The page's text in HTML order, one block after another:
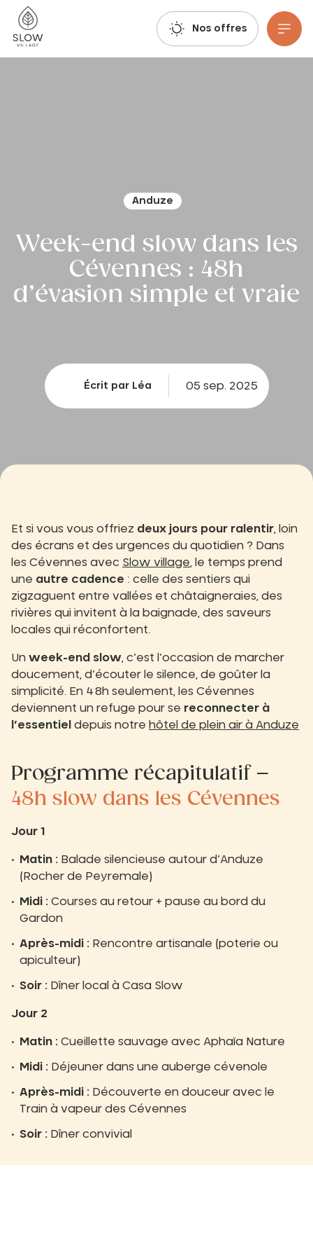
Respirez, imaginez, réservez : les réservations estivales 2027 sont déjà ouvertes !
Nos offres
Anduze
Week-end slow dans les
Cévennes : 48h
d’évasion simple et vraie
Écrit par Léa 05 sep. 2025
Et si vous vous offriez deux jours pour ralentir , loin
des écrans et des urgences du quotidien ? Dans
les Cévennes avec Slow village , le temps prend
une autre cadence : celle des sentiers qui
zigzaguent entre vallées et châtaigneraies, des
rivières qui invitent à la baignade, des saveurs
locales qui réconfortent.
Un week-end slow , c’est l’occasion de marcher
doucement, d’écouter le silence, de goûter la
simplicité. En 48h seulement, les Cévennes
deviennent un refuge pour se reconnecter à
l’essentiel depuis notre hôtel de plein air à Anduze
Programme récapitulatif –
48h slow dans les Cévennes
Jour 1
Matin : Balade silencieuse autour d’Anduze
(Rocher de Peyremale)
Midi : Courses au retour + pause au bord du
Gardon
Après-midi : Rencontre artisanale (poterie ou
apiculteur)
Soir : Dîner local à Casa Slow
Jour 2
Matin : Cueillette sauvage avec Aphaïa Nature
Midi : Déjeuner dans une auberge cévenole
Après-midi : Découverte en douceur avec le
Train à vapeur des Cévennes
Soir : Dîner convivial